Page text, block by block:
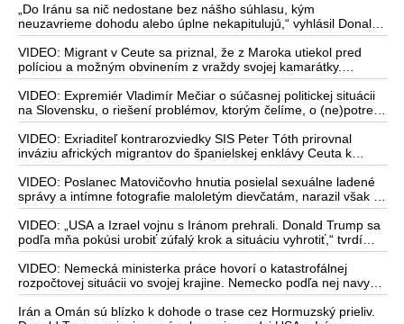
„Do Iránu sa nič nedostane bez nášho súhlasu, kým
neuzavrieme dohodu alebo úplne nekapitulujú,“ vyhlásil Donald
Trump a dodal, že „Irán nikdy nebude mať jadrovú zbraň!“
VIDEO: Migrant v Ceute sa priznal, že z Maroka utiekol pred
políciou a možným obvinením z vraždy svojej kamarátky.
Pracovníčka migračného centra v Ceute medzitým potvrdila, že
väčšina utečencov v meste pochádza zo subsaharskej Afriky, ale
taktiež z Bangladéša a Jemenu
VIDEO: Expremiér Vladimír Mečiar o súčasnej politickej situácii
na Slovensku, o riešení problémov, ktorým čelíme, o (ne)potrebe
zmeny volebného systému, ale aj o meniacom sa svetovom
poriadku a postavení našej vlasti v ňom
VIDEO: Exriaditeľ kontrarozviedky SIS Peter Tóth prirovnal
inváziu afrických migrantov do španielskej enklávy Ceuta k
mongolskému vpádu do strednej Európy, ku ktorému došlo v 13.
storočí
VIDEO: Poslanec Matovičovho hnutia posielal sexuálne ladené
správy a intímne fotografie maloletým dievčatám, narazil však na
lovca pedofilov
VIDEO: „USA a Izrael vojnu s Iránom prehrali. Donald Trump sa
podľa mňa pokúsi urobiť zúfalý krok a situáciu vyhrotiť,“ tvrdí
americký armádny plukovník vo výslužbe Douglas Macgregor
VIDEO: Nemecká ministerka práce hovorí o katastrofálnej
rozpočtovej situácii vo svojej krajine. Nemecko podľa nej navyše
stratilo vedúce postavenie v mnohých technologických
oblastiach
Irán a Omán sú blízko k dohode o trase cez Hormuzský prieliv.